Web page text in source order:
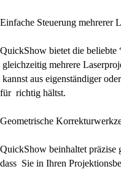
Einfache Steuerung mehrerer
QuickShow bietet die beliebte
gleichzeitig mehrere
kannst aus eigenständiger
für richtig hältst.
Geometrische
QuickShow beinhaltet präzise
dass Sie in Ihren